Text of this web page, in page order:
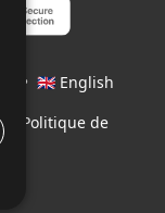
• 🇬🇧 English
•
Politique de